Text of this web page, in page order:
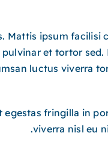
Mattis ipsum facilisi
et tortor sed.
luctus viverra
fringilla in
viverra nisl eu